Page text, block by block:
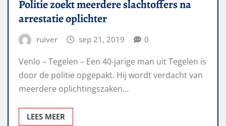
Politie zoekt meerdere slachtoffers na
arrestatie oplichter
ruiver sep 21, 2019 0
Venlo – Tegelen – Een 40-jarige man uit Tegelen is
door de politie opgepakt. Hij wordt verdacht van
meerdere oplichtingszaken…
LEES MEER